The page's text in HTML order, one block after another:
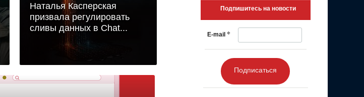
Наталья Касперская
призвала регулировать
сливы данных в Chat...
Подпишитесь на новости
E-mail *
Подписаться